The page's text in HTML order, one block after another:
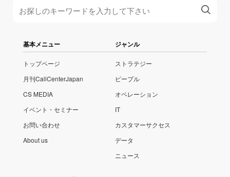
基本メニュー
トップページ
月刊CallCenterJapan
CS MEDIA
イベント・セミナー
お問い合わせ
About us
ジャンル
ストラテジー
ピープル
オペレーション
IT
カスタマーサクセス
データ
ニュース